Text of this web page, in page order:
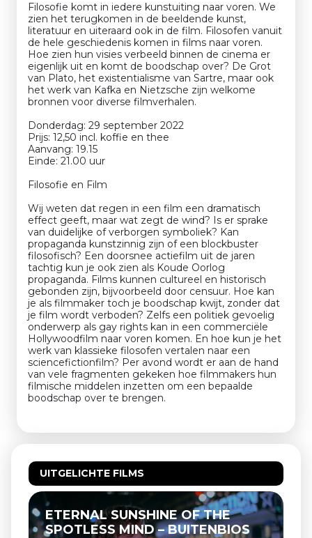
Filosofie komt in iedere kunstuiting naar voren. We
zien het terugkomen in de beeldende kunst,
literatuur en uiteraard ook in de film. Filosofen vanuit
de hele geschiedenis komen in films naar voren.
Hoe zien hun visies verbeeld binnen de cinema er
eigenlijk uit en komt de boodschap over? De Grot
van Plato, het existentialisme van Sartre, maar ook
het werk van Kafka en Nietzsche zijn welkome
bronnen voor diverse filmverhalen.
Donderdag: 29 september 2022
Prijs: 12,50 incl. koffie en thee
Aanvang: 19.15
Einde: 21.00 uur
Filosofie en Film
Wij weten dat regen in een film een dramatisch
effect geeft, maar wat zegt de wind? Is er sprake
van duidelijke of verborgen symboliek? Kan
propaganda kunstzinnig zijn of een blockbuster
filosofisch? Een doorsnee actiefilm uit de jaren
tachtig kun je ook zien als Koude Oorlog
propaganda. Films kunnen cultureel en historisch
gebonden zijn, bijvoorbeeld door censuur. Hoe kan
je als filmmaker toch je boodschap kwijt, zonder dat
je film wordt verboden? Zelfs een politiek gevoelig
onderwerp als gay rights kan in een commerciële
Hollywoodfilm naar voren komen. En hoe kun je het
werk van klassieke filosofen vertalen naar een
sciencefictionfilm? Per avond wordt er aan de hand
van vele fragmenten gekeken hoe filmmakers hun
filmische middelen inzetten om een bepaalde
boodschap over te brengen.
UITGELICHTE FILMS
ETERNAL SUNSHINE OF THE
SPOTLESS MIND – BUITENBIOS